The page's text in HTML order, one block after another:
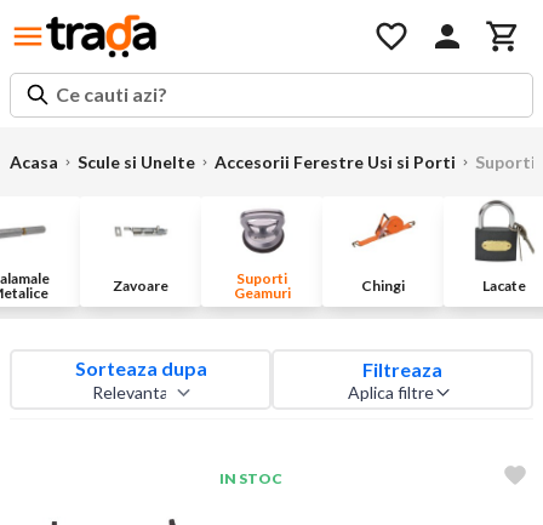
Ce cauti azi?
Acasa Scule si Unelte Accesorii Ferestre Usi si Porti Suporti
Zavoare
Suporti
Geamuri
Chingi Lacate
Sorteaza dupa Filtreaza
Aplica filtre
IN STOC